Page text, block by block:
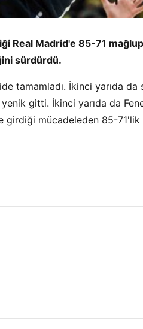
Real Madrid'e 85-71
sürdürdü.
tamamladı. İkinci yarıda da
gitti. İkinci yarıda da
mücadeleden 85-71'lik